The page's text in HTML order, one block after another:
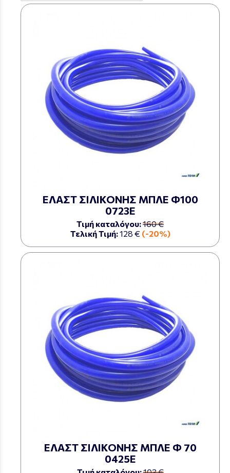
ΕΛΑΣΤ ΣΙΛΙΚΟΝΗΣ ΜΠΛΕ Φ100
0723Ε
Τιμή καταλόγου:160 €
Τελική Τιμή:128 € (-20%)
ΕΛΑΣΤ ΣΙΛΙΚΟΝΗΣ ΜΠΛΕ Φ 70
0425Ε